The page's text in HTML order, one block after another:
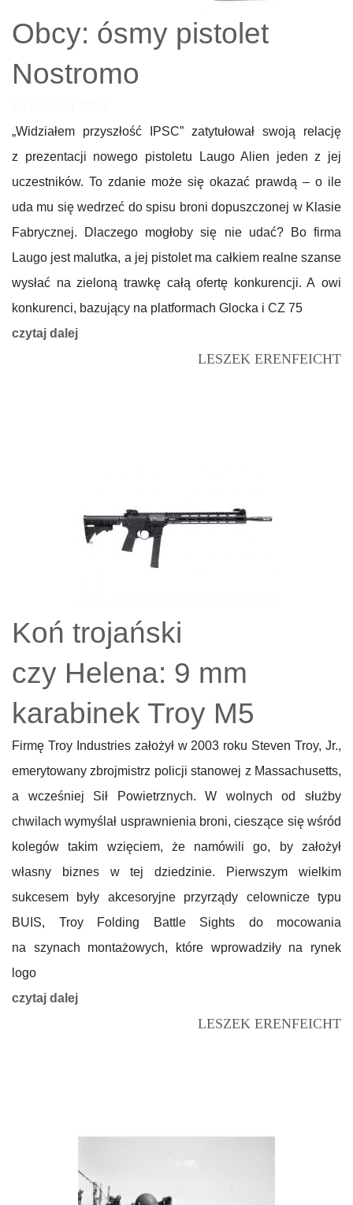
Obcy: ósmy pistolet
Nostromo
„Widziałem przyszłość IPSC” zatytułował swoją relację
z prezentacji nowego pistoletu Laugo Alien jeden z jej
uczestników. To zdanie może się okazać prawdą – o ile
uda mu się wedrzeć do spisu broni dopuszczonej w Klasie
Fabrycznej. Dlaczego mogłoby się nie udać? Bo firma
Laugo jest malutka, a jej pistolet ma całkiem realne szanse
wysłać na zieloną trawkę całą ofertę konkurencji. A owi
konkurenci, bazujący na platformach Glocka i CZ 75
czytaj dalej
LESZEK ERENFEICHT
Koń trojański
czy Helena: 9 mm
karabinek Troy M5
Firmę Troy Industries założył w 2003 roku Steven Troy, Jr.,
emerytowany zbrojmistrz policji stanowej z Massachusetts,
a wcześniej Sił Powietrznych. W wolnych od służby
chwilach wymyślał usprawnienia broni, cieszące się wśród
kolegów takim wzięciem, że namówili go, by założył
własny biznes w tej dziedzinie. Pierwszym wielkim
sukcesem były akcesoryjne przyrządy celownicze typu
BUIS, Troy Folding Battle Sights do mocowania
na szynach montażowych, które wprowadziły na rynek
logo
czytaj dalej
LESZEK ERENFEICHT